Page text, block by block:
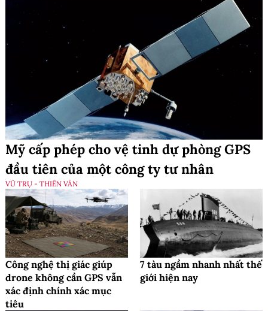
Mỹ cấp phép cho vệ tinh dự phòng GPS
đầu tiên của một công ty tư nhân
VŨ TRỤ - THIÊN VĂN
Công nghệ thị giác giúp
drone không cần GPS vẫn
xác định chính xác mục
tiêu
7 tàu ngầm nhanh nhất thế
giới hiện nay